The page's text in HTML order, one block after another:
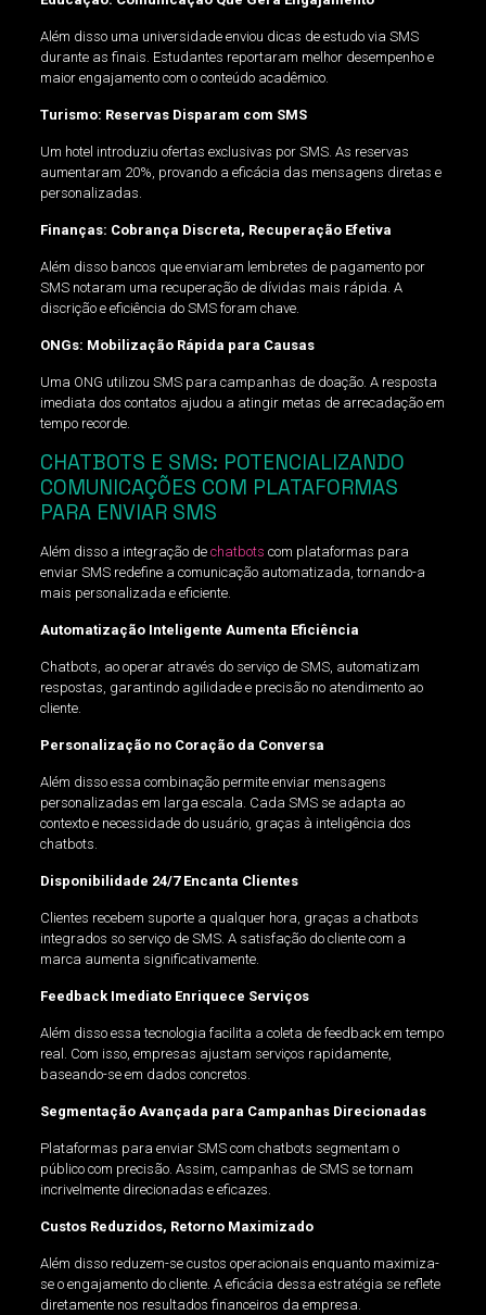
Além disso uma universidade enviou dicas de estudo via SMS
durante as finais. Estudantes reportaram melhor desempenho e
maior engajamento com o conteúdo acadêmico.
Turismo: Reservas Disparam com SMS
Um hotel introduziu ofertas exclusivas por SMS. As reservas
aumentaram 20%, provando a eficácia das mensagens diretas e
personalizadas.
Finanças: Cobrança Discreta, Recuperação Efetiva
Além disso bancos que enviaram lembretes de pagamento por
SMS notaram uma recuperação de dívidas mais rápida. A
discrição e eficiência do SMS foram chave.
ONGs: Mobilização Rápida para Causas
Uma ONG utilizou SMS para campanhas de doação. A resposta
imediata dos contatos ajudou a atingir metas de arrecadação em
tempo recorde.
CHATBOTS E SMS: POTENCIALIZANDO
COMUNICAÇÕES COM PLATAFORMAS
PARA ENVIAR SMS
Além disso a integração de chatbots com plataformas para
enviar SMS redefine a comunicação automatizada, tornando-a
mais personalizada e eficiente.
Automatização Inteligente Aumenta Eficiência
Chatbots, ao operar através do serviço de SMS, automatizam
respostas, garantindo agilidade e precisão no atendimento ao
cliente.
Personalização no Coração da Conversa
Além disso essa combinação permite enviar mensagens
personalizadas em larga escala. Cada SMS se adapta ao
contexto e necessidade do usuário, graças à inteligência dos
chatbots.
Disponibilidade 24/7 Encanta Clientes
Clientes recebem suporte a qualquer hora, graças a chatbots
integrados so serviço de SMS. A satisfação do cliente com a
marca aumenta significativamente.
Feedback Imediato Enriquece Serviços
Além disso essa tecnologia facilita a coleta de feedback em tempo
real. Com isso, empresas ajustam serviços rapidamente,
baseando-se em dados concretos.
Segmentação Avançada para Campanhas Direcionadas
Plataformas para enviar SMS com chatbots segmentam o
público com precisão. Assim, campanhas de SMS se tornam
incrivelmente direcionadas e eficazes.
Custos Reduzidos, Retorno Maximizado
Além disso reduzem-se custos operacionais enquanto maximiza-
se o engajamento do cliente. A eficácia dessa estratégia se reflete
diretamente nos resultados financeiros da empresa.